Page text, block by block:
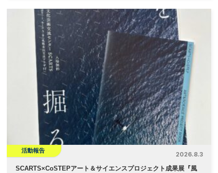
活動報告
2026.8.3
SCARTS×CoSTEPアート＆サイエンスプロジェクト成果展『風